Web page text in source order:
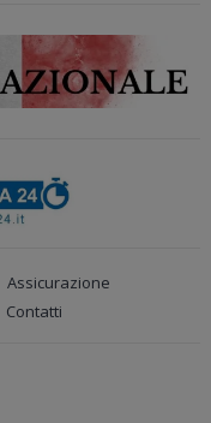
Assicurazione
Contatti